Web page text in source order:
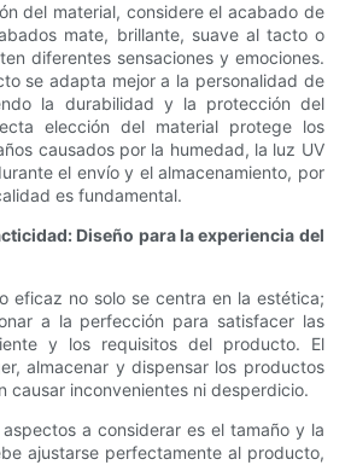
del material, considere el acabado de
mate, brillante, suave al tacto o
diferentes sensaciones y emociones.
se adapta mejor a la personalidad de
la durabilidad y la protección del
elección del material protege los
causados ​​por la humedad, la luz UV
el envío y el almacenamiento, por
es fundamental.
Diseño para la experiencia del
eficaz no solo se centra en la estética;
a la perfección para satisfacer las
y los requisitos del producto. El
almacenar y dispensar los productos
causar inconvenientes ni desperdicio.
a considerar es el tamaño y la
ajustarse perfectamente al producto,